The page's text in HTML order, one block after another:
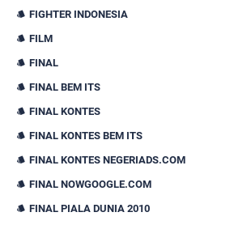
FIGHTER INDONESIA
FILM
FINAL
FINAL BEM ITS
FINAL KONTES
FINAL KONTES BEM ITS
FINAL KONTES NEGERIADS.COM
FINAL NOWGOOGLE.COM
FINAL PIALA DUNIA 2010